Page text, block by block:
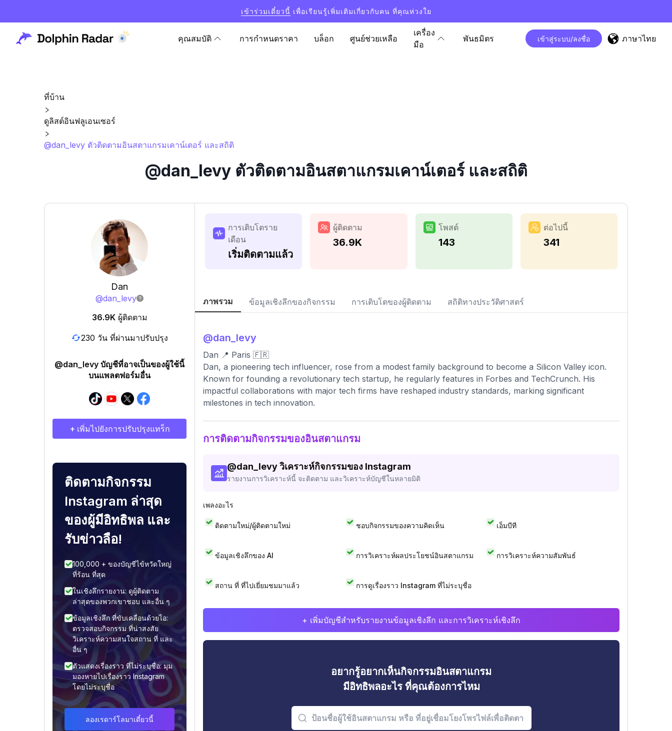
เข้าร่วมเดี๋ยวนี้ เพื่อเรียนรู้เพิ่มเติมเกี่ยวกับคน ที่คุณห่วงใย
คุณสมบัติ การกำหนดราคา บล็อก ศูนย์ช่วยเหลือ
เครื่อง
มือ
พันธมิตร เข้าสู่ระบบ/ลงชื่อ ภาษาไทย
ที่บ้าน
ดูลิสต์อินฟลูเอนเซอร์
@dan_levy ตัวติดตามอินสตาแกรมเคาน์เตอร์ และสถิติ
@dan_levy ตัวติดตามอินสตาแกรมเคาน์เตอร์ และสถิติ
Dan
@dan_levy
36.9K ผู้ติดตาม
230 วัน ที่ผ่านมาปรับปรุง
@dan_levy บัญชีที่อาจเป็นของผู้ใช้นี้
บนแพลตฟอร์มอื่น
+ เพิ่มไปยังการปรับปรุงแทร็ก
ติดตามกิจกรรม
Instagram ล่าสุด
ของผู้มีอิทธิพล และ
รับข่าวลือ!
100,000 + ของบัญชีไข้หวัดใหญ่
ที่ร้อน ที่สุด
ในเชิงลึกรายงาน: ดูผู้ติดตาม
ล่าสุดของพวกเขาชอบ และอื่น ๆ
ข้อมูลเชิงลึก ที่ขับเคลื่อนด้วยไอ:
ตรวจสอบกิจกรรม ที่น่าสงสัย
วิเคราะห์ความสนใจสถาน ที่ และ
อื่น ๆ
ตัวแสดงเรื่องราว ที่ไม่ระบุชื่อ: มุม
มองหายไปเรื่องราว Instagram
โดยไม่ระบุชื่อ
ลองเรดาร์โลมาเดี๋ยวนี้
การเติบโตราย
เดือน
เริ่มติดตามแล้ว
ผู้ติดตาม
36.9K
โพสต์
143
ต่อไปนี้
341
ภาพรวม ข้อมูลเชิงลึกของกิจกรรม การเติบโตของผู้ติดตาม สถิติทางประวัติศาสตร์
@dan_levy
Dan 📍 Paris 🇫🇷
Dan, a pioneering tech influencer, rose from a modest family background to become a Silicon Valley icon.
Known for founding a revolutionary tech startup, he regularly features in Forbes and TechCrunch. His
impactful collaborations with major tech firms have reshaped industry standards, marking significant
milestones in tech innovation.
การติดตามกิจกรรมของอินสตาแกรม
@dan_levyวิเคราะห์กิจกรรมของ Instagram
รายงานการวิเคราะห์นี้ จะติดตาม และวิเคราะห์บัญชีในหลายมิติ
เพลงอะไร
ติดตามใหม่/ผู้ติดตามใหม่ ชอบกิจกรรมของความคิดเห็น เอ็มบีที
ข้อมูลเชิงลึกของ AI การวิเคราะห์ผลประโยชน์อินสตาแกรม การวิเคราะห์ความสัมพันธ์
สถาน ที่ ที่ไปเยี่ยมชมมาแล้ว การดูเรื่องราว Instagram ที่ไม่ระบุชื่อ
+ เพิ่มบัญชีสำหรับรายงานข้อมูลเชิงลึก และการวิเคราะห์เชิงลึก
อยากรู้อยากเห็นกิจกรรมอินสตาแกรม
มีอิทธิพลอะไร ที่คุณต้องการไหม